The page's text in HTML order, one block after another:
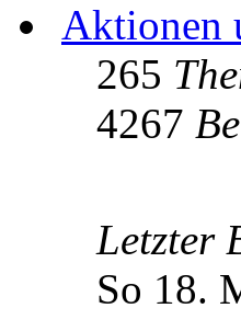
Aktionen
265
4267
Letzter
So 18.